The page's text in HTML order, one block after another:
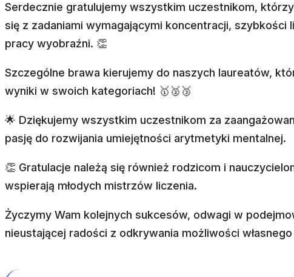
Serdecznie gratulujemy wszystkim uczestnikom,
się z zadaniami wymagającymi koncentracji, szybkości
pracy wyobraźni. 👏
Szczególne brawa kierujemy do naszych laureatów,
wyniki w swoich kategoriach! 🥇🥈🥉
🌟 Dziękujemy wszystkim uczestnikom za
pasję do rozwijania umiejętności arytmetyki mentalnej.
👏 Gratulacje należą się również rodzicom i
wspierają młodych mistrzów liczenia.
Życzymy Wam kolejnych sukcesów, odwagi w
nieustającej radości z odkrywania możliwości własnego